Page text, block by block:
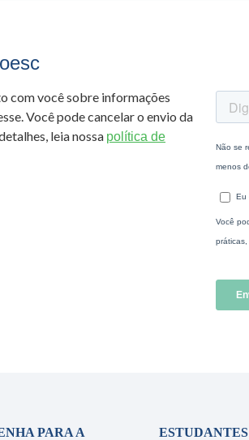
com você sobre informações
Você pode cancelar o envio da
leia nossa política de
PARA A
ESTUDANTES